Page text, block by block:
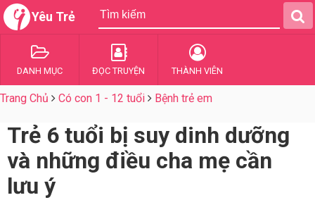
Yêu Trẻ
DANH MỤC ĐỌC TRUYỆN THÀNH VIÊN
Trang Chủ Có con 1 - 12 tuổi Bệnh trẻ em
Trẻ 6 tuổi bị suy dinh dưỡng
và những điều cha mẹ cần
lưu ý